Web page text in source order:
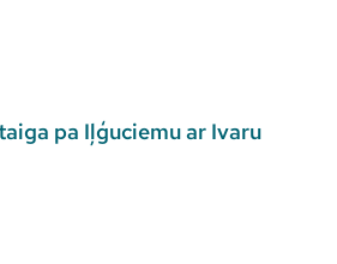
pa Iļģuciemu ar Ivaru